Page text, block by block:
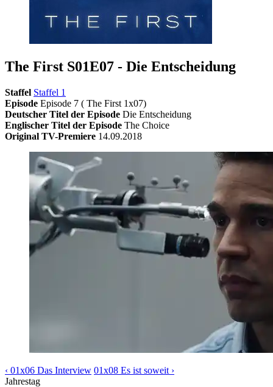
The First S01E07 - Die Entscheidung
Staffel Staffel 1
Episode Episode 7 ( The First 1x07)
Deutscher Titel der Episode Die Entscheidung
Englischer Titel der Episode The Choice
Original TV-Premiere 14.09.2018
‹ 01x06 Das Interview 01x08 Es ist soweit ›
Jahrestag